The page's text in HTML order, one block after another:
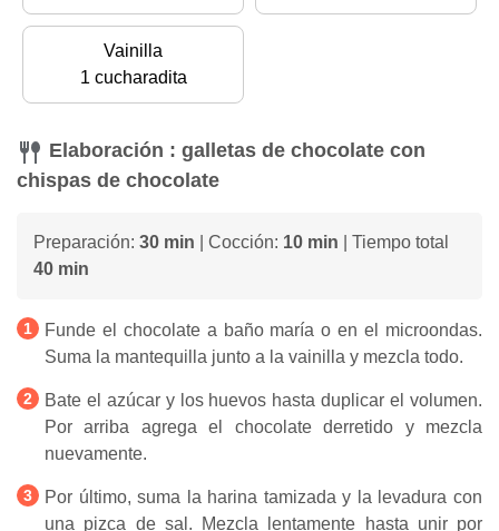
Vainilla
1 cucharadita
Elaboración : galletas de chocolate con
chispas de chocolate
Preparación: 30 min | Cocción: 10 min | Tiempo total
40 min
Funde el chocolate a baño maría o en el microondas.
Suma la mantequilla junto a la vainilla y mezcla todo.
Bate el azúcar y los huevos hasta duplicar el volumen.
Por arriba agrega el chocolate derretido y mezcla
nuevamente.
Por último, suma la harina tamizada y la levadura con
una pizca de sal. Mezcla lentamente hasta unir por